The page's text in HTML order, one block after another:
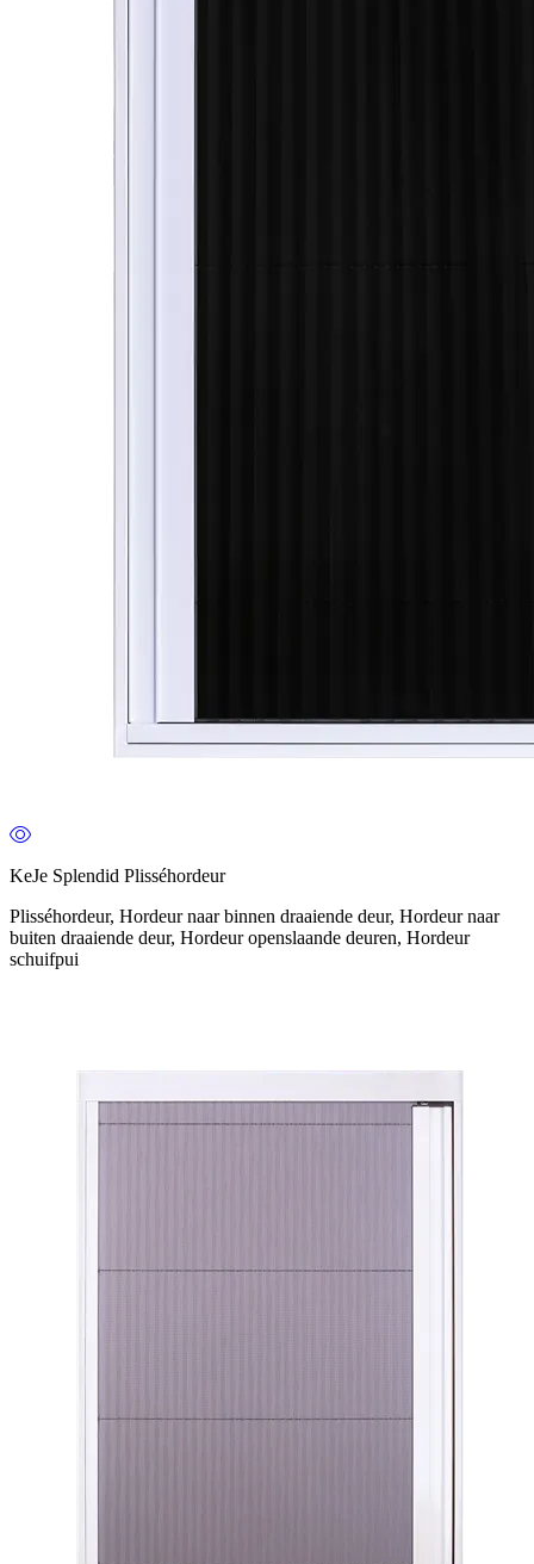
KeJe Splendid Plisséhordeur
Plisséhordeur, Hordeur naar binnen draaiende deur, Hordeur naar
buiten draaiende deur, Hordeur openslaande deuren, Hordeur
schuifpui